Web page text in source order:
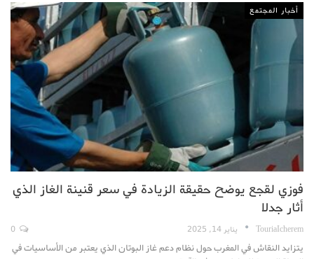
أخبار المجتمع
فوزي لقجع يوضح حقيقة الزيادة في سعر قنينة الغاز الذي
أثار جدلا
TouriaIcherem يناير 14, 2025
يتزايد النقاش في المغرب حول نظام دعم غاز البوتان الذي يعتبر من الأساسيات في